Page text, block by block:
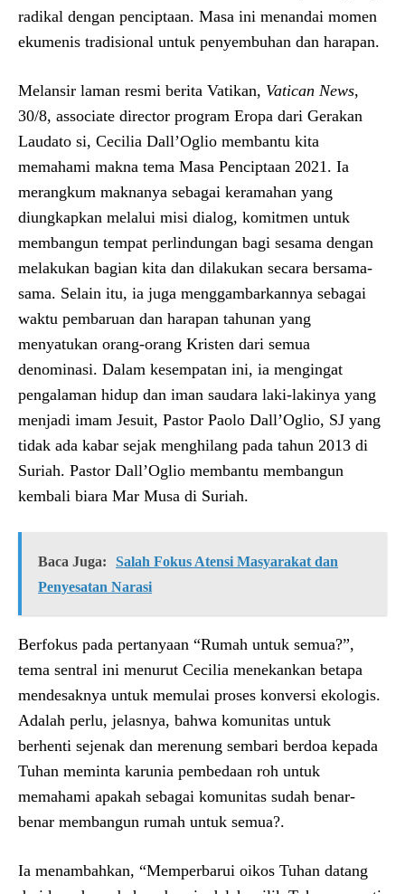
radikal dengan penciptaan. Masa ini menandai momen
ekumenis tradisional untuk penyembuhan dan harapan.
Melansir laman resmi berita Vatikan, Vatican News,
30/8, associate director program Eropa dari Gerakan
Laudato si, Cecilia Dall’Oglio membantu kita
memahami makna tema Masa Penciptaan 2021. Ia
merangkum maknanya sebagai keramahan yang
diungkapkan melalui misi dialog, komitmen untuk
membangun tempat perlindungan bagi sesama dengan
melakukan bagian kita dan dilakukan secara bersama-
sama. Selain itu, ia juga menggambarkannya sebagai
waktu pembaruan dan harapan tahunan yang
menyatukan orang-orang Kristen dari semua
denominasi. Dalam kesempatan ini, ia mengingat
pengalaman hidup dan iman saudara laki-lakinya yang
menjadi imam Jesuit, Pastor Paolo Dall’Oglio, SJ yang
tidak ada kabar sejak menghilang pada tahun 2013 di
Suriah. Pastor Dall’Oglio membantu membangun
kembali biara Mar Musa di Suriah.
Baca Juga:
Salah Fokus Atensi Masyarakat dan
Penyesatan Narasi
Berfokus pada pertanyaan “Rumah untuk semua?”,
tema sentral ini menurut Cecilia menekankan betapa
mendesaknya untuk memulai proses konversi ekologis.
Adalah perlu, jelasnya, bahwa komunitas untuk
berhenti sejenak dan merenung sembari berdoa kepada
Tuhan meminta karunia pembedaan roh untuk
memahami apakah sebagai komunitas sudah benar-
benar membangun rumah untuk semua?.
Ia menambahkan, “Memperbarui oikos Tuhan datang